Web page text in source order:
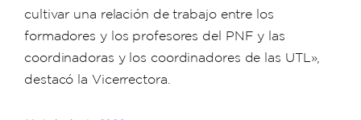
cultivar una relación de trabajo entre los
formadores y los profesores del PNF y las
coordinadoras y los coordinadores de las UTL»,
destacó la Vicerrectora.